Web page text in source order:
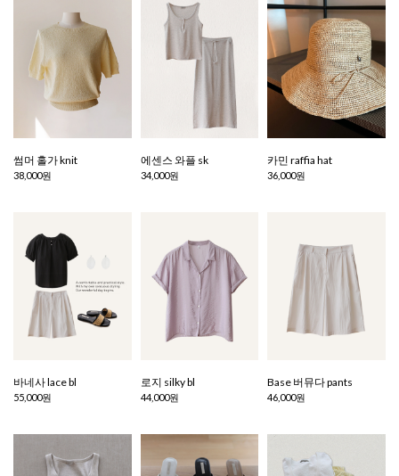
썸머 홀가 knit
38,000원
에센스 와플 sk
34,000원
카민 raffia hat
36,000원
바네사 lace bl
55,000원
로지 silky bl
44,000원
Base 버뮤다 pants
46,000원